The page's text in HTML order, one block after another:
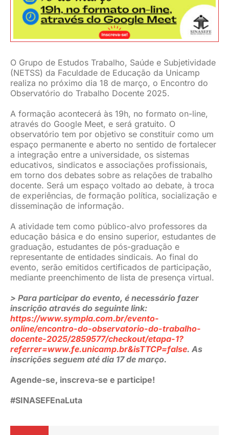
O Grupo de Estudos Trabalho, Saúde e Subjetividade
(NETSS) da Faculdade de Educação da Unicamp
realiza no próximo dia 18 de março, o Encontro do
Observatório do Trabalho Docente 2025.
A formação acontecerá às 19h, no formato on-line,
através do Google Meet, e será gratuito. O
observatório tem por objetivo se constituir como um
espaço permanente e aberto no sentido de fortalecer
a integração entre a universidade, os sistemas
educativos, sindicatos e associações profissionais,
em torno dos debates sobre as relações de trabalho
docente. Será um espaço voltado ao debate, à troca
de experiências, de formação política, socialização e
disseminação de informação.
A atividade tem como público-alvo professores da
educação básica e do ensino superior, estudantes de
graduação, estudantes de pós-graduação e
representante de entidades sindicais. Ao final do
evento, serão emitidos certificados de participação,
mediante preenchimento de lista de presença virtual.
> Para participar do evento, é necessário fazer
inscrição através do seguinte link:
https://www.sympla.com.br/evento-
online/encontro-do-observatorio-do-trabalho-
docente-2025/2859577/checkout/etapa-1?
referrer=www.fe.unicamp.br&isTTCP=false. As
inscrições seguem até dia 17 de março.
Agende-se, inscreva-se e participe!
#SINASEFEnaLuta